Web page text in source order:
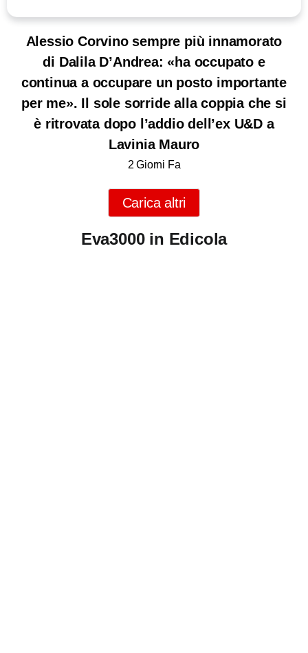
Alessio Corvino sempre più innamorato
di Dalila D’Andrea: «ha occupato e
continua a occupare un posto importante
per me». Il sole sorride alla coppia che si
è ritrovata dopo l’addio dell’ex U&D a
Lavinia Mauro
2 Giorni Fa
Carica altri
Eva3000 in Edicola